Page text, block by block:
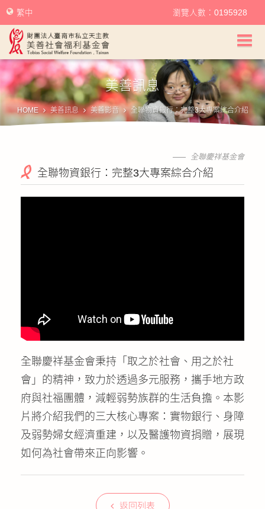
美善社會福利基金會首頁
關於美善
美善服務
幫助美善
友善連結
網站地圖
繁中 瀏覽人數：0195928
美善訊息
HOME 美善訊息 美善影音 全聯物資銀行：完整3大專案綜合介紹
全聯慶祥基金會
全聯物資銀行：完整3大專案綜合介紹
全聯慶祥基金會秉持「取之於社會、用之於社
會」的精神，致力於透過多元服務，攜手地方政
府與社福團體，減輕弱勢族群的生活負擔。本影
片將介紹我們的三大核心專案：實物銀行、身障
及弱勢婦女經濟重建，以及醫護物資捐贈，展現
如何為社會帶來正向影響。
返回列表